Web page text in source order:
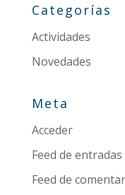
Categorías
Actividades
Novedades
Meta
Acceder
Feed de entradas
Feed de